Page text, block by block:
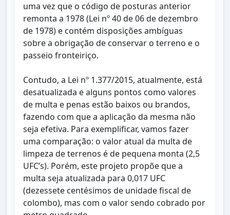
uma vez que o código de posturas anterior
remonta a 1978 (Lei nº 40 de 06 de dezembro
de 1978) e contém disposições ambíguas
sobre a obrigação de conservar o terreno e o
passeio fronteiriço.
Contudo, a Lei nº 1.377/2015, atualmente, está
desatualizada e alguns pontos como valores
de multa e penas estão baixos ou brandos,
fazendo com que a aplicação da mesma não
seja efetiva. Para exemplificar, vamos fazer
uma comparação: o valor atual da multa de
limpeza de terrenos é de pequena monta (2,5
UFC’s). Porém, este projeto propõe que a
multa seja atualizada para 0,017 UFC
(dezessete centésimos de unidade fiscal de
colombo), mas com o valor sendo cobrado por